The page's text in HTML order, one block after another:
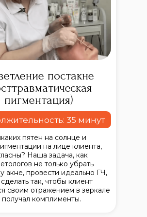
пятен на солнце и
на лице клиента,
Наша задача, как
не только убрать
акне, провести идеально ГЧ,
так, чтобы клиент
своим отражением в зеркале
получал комплименты.
постакне
пигментация)
35 минут